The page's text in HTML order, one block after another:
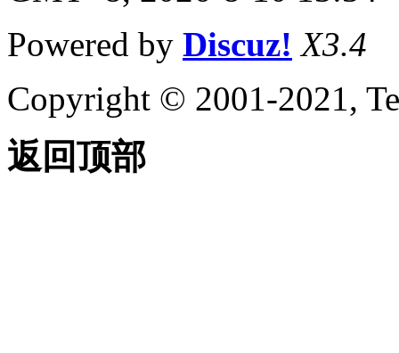
Powered by Discuz! X3.4
Copyright © 2001-2021,
返回顶部